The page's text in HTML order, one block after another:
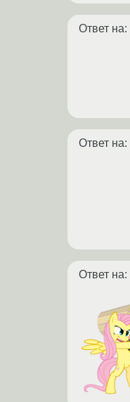
Ответ на:
Ответ на:
Ответ на: